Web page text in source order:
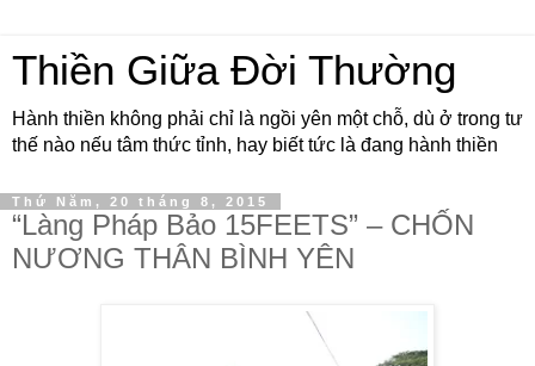
Thiền Giữa Đời Thường
Hành thiền không phải chỉ là ngồi yên một chỗ, dù ở trong tư
thế nào nếu tâm thức tỉnh, hay biết tức là đang hành thiền
Thứ Năm, 20 tháng 8, 2015
“Làng Pháp Bảo 15FEETS” – CHỐN
NƯƠNG THÂN BÌNH YÊN